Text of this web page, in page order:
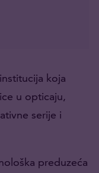
koja
u opticaju,
serije i
preduzeća